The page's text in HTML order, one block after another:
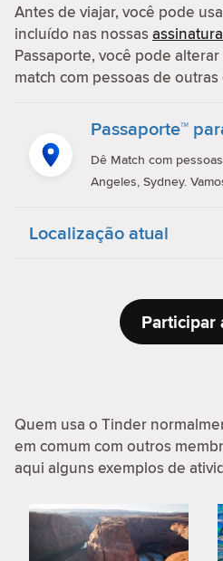
Antes de viajar, você pode
incluído nas nossas
Passaporte, você pode
match com pessoas de outras
Passaporte™
Dê Match com
Angeles, Sydney.
Localização atual
Participar
Quem usa o Tinder
em comum com outros
aqui alguns exemplos de